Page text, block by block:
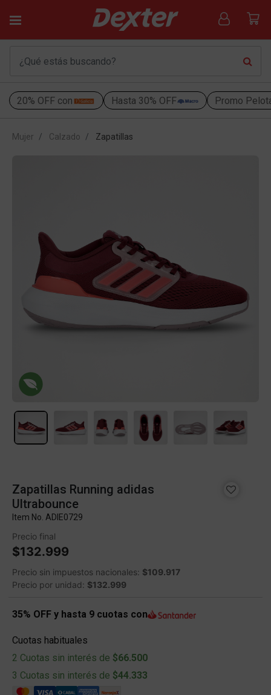
20% OFF con Hasta 30% OFF Promo
Mujer Calzado Zapatillas
Zapatillas Running adidas
Ultrabounce
Item No. ADIE0729
Precio final
$132.999
Precio sin impuestos nacionales: $109.917
Precio por unidad: $132.999
35% OFF y hasta 9 cuotas con
Cuotas habituales
2 Cuotas sin interés de $66.500
3 Cuotas sin interés de $44.333